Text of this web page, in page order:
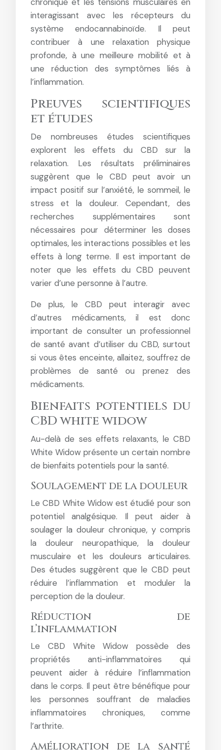
interagissant avec les récepteurs du
système endocannabinoïde. Il peut
contribuer à une relaxation physique
profonde, à une meilleure mobilité et à
une réduction des symptômes liés à
l’inflammation.
Preuves scientifiques
et études
De nombreuses études scientifiques
explorent les effets du CBD sur la
relaxation. Les résultats préliminaires
suggèrent que le CBD peut avoir un
impact positif sur l’anxiété, le sommeil, le
stress et la douleur. Cependant, des
recherches supplémentaires sont
nécessaires pour déterminer les doses
optimales, les interactions possibles et les
effets à long terme. Il est important de
noter que les effets du CBD peuvent
varier d’une personne à l’autre.
De plus, le CBD peut interagir avec
d’autres médicaments, il est donc
important de consulter un professionnel
de santé avant d’utiliser du CBD, surtout
si vous êtes enceinte, allaitez, souffrez de
problèmes de santé ou prenez des
médicaments.
Bienfaits potentiels du
CBD white widow
Au-delà de ses effets relaxants, le CBD
White Widow présente un certain nombre
de bienfaits potentiels pour la santé.
Soulagement de la douleur
Le CBD White Widow est étudié pour son
potentiel analgésique. Il peut aider à
soulager la douleur chronique, y compris
la douleur neuropathique, la douleur
musculaire et les douleurs articulaires.
Des études suggèrent que le CBD peut
réduire l’inflammation et moduler la
perception de la douleur.
Réduction de
l’inflammation
Le CBD White Widow possède des
propriétés anti-inflammatoires qui
peuvent aider à réduire l’inflammation
dans le corps. Il peut être bénéfique pour
les personnes souffrant de maladies
inflammatoires chroniques, comme
l’arthrite.
Amélioration de la santé